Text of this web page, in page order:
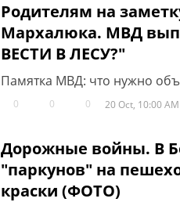
Родителям на
Мархалюка. МВД
ВЕСТИ В ЛЕСУ?"
Памятка МВД: что нужно
0 0 0 20 Oct, 10:00 AM
Дорожные войны. В
"паркунов" на
краски (ФОТО)